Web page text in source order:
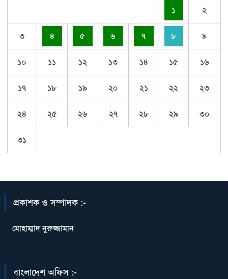
১ ২
৩ ৪ ৫ ৬ ৭ ৮ ৯
১০ ১১ ১২ ১৩ ১৪ ১৫ ১৬
১৭ ১৮ ১৯ ২০ ২১ ২২ ২৩
২৪ ২৫ ২৬ ২৭ ২৮ ২৯ ৩০
৩১
প্রকাশক ও সম্পাদক :-
মোহাম্মাদ নুরুজ্জামান
বাংলাদেশ অফিস :-